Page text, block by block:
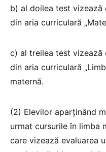
b) al doilea test vizează
din aria curriculară
c) al treilea test vizează
din aria curriculară
maternă.
(2) Elevilor aparținând
urmat cursurile în limba
care vizează evaluarea